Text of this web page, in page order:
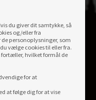
du giver dit samtykke, så
og/eller fra
personoplysninger, som
vælge cookies til eller fra.
fortæller, hvilket formål de
for at
at følge dig for at vise